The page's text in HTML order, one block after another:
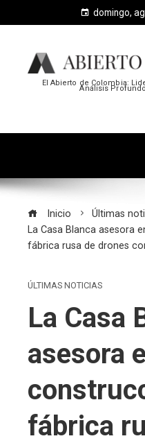
domingo,
El Abierto de Colombia:
Análisis
Inicio
Últimas
La Casa Blanca asesora
fábrica rusa de drones
ÚLTIMAS NOTICIAS
La Casa
asesora
fábrica